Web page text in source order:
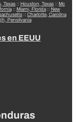
Texas :: Houston, Texas :: Mc
:: Miami, Florida:: New
:: Charlotte, Carolina
Pensilvania
en EEUU